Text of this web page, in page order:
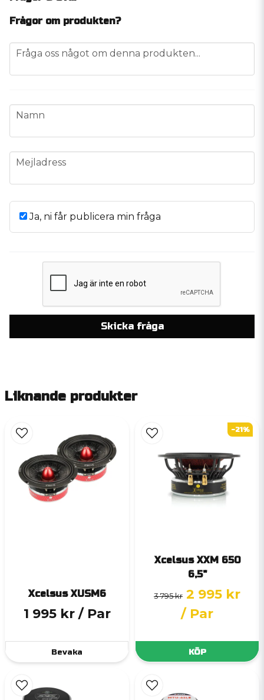
Frågor om produkten?
question
Fråga oss något om denna produkten...
name
Namn
email
Mejladress
Ja, ni får publicera min fråga
Skicka fråga
Liknande produkter
Xcelsus XUSM6
1 995 kr / Par
Bevaka
Xcelsus XXM 650
6,5"
3 795 kr 2 995 kr
/ Par
KÖP
-21%